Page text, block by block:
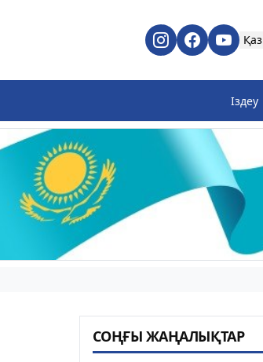
Қаз
СОҢҒЫ ЖАҢАЛЫҚТАР